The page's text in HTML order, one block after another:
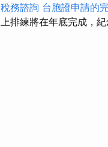
稅務諮詢 台胞證申請的
上排練將在年底完成，